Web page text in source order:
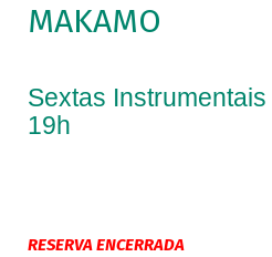
MAKAMO
Sextas
19h
RESERVA ENCERRADA